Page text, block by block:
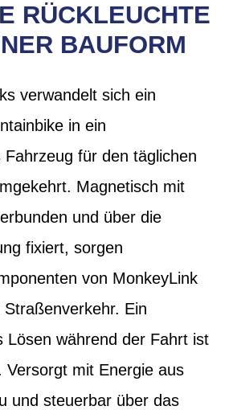
RÜCKLEUCHTE
BAUFORM
verwandelt sich ein
in ein
Fahrzeug für den täglichen
Magnetisch mit
und über die
fixiert, sorgen
von MonkeyLink
Ein
Lösen während der Fahrt ist
Versorgt mit Energie aus
und steuerbar über das